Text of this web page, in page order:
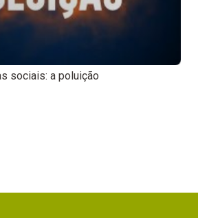
sociais: a poluição